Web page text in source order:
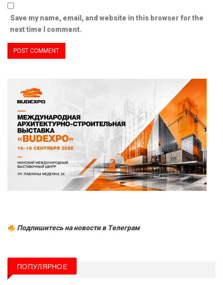
Save my name, email, and website in this browser for the
next time I comment.
Подпишитесь на новости в Tелеграм
ПОПУЛЯРНОЕ